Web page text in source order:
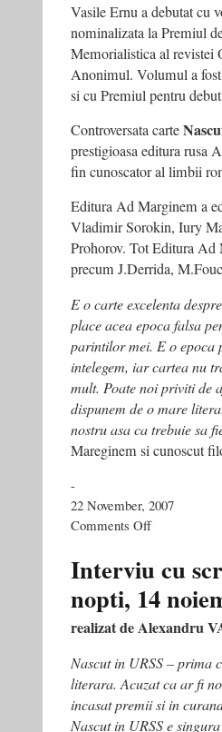
Vasile Ernu a debutat cu
nominalizata la Premiul
Memorialistica al revistei
Anonimul. Volumul a
si cu Premiul pentru
Controversata carte
prestigioasa editura rusa
fin cunoscator al limbii
Editura Ad Marginem a
Vladimir Sorokin, Iury
Prohorov. Tot Editura Ad
precum J.Derrida,
E o carte excelenta
place acea epoca falsa
parintilor mei. E o epoca
intelegem, iar cartea nu
mult. Poate noi priviti de
dispunem de o mare
nostru asa ca trebuie sa
Mareginem si cunoscut
-
22 November, 2007
Comments Offon
pe
Ernu
Interviu cu
nopti, 14
realizat de Alexandru
Nascut in URSS – prima
literara. Acuzat ca ar fi
incasat premii si in
Nascut in URSS e